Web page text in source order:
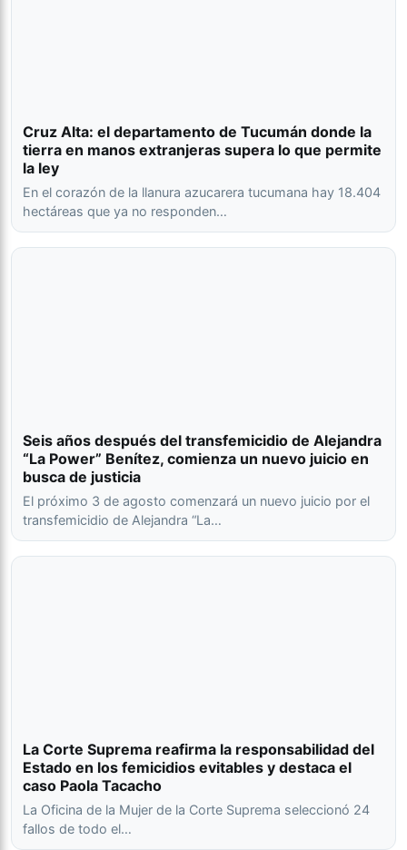
Cruz Alta: el departamento de Tucumán donde la
tierra en manos extranjeras supera lo que permite
la ley
En el corazón de la llanura azucarera tucumana hay 18.404
hectáreas que ya no responden…
Seis años después del transfemicidio de Alejandra
“La Power” Benítez, comienza un nuevo juicio en
busca de justicia
El próximo 3 de agosto comenzará un nuevo juicio por el
transfemicidio de Alejandra “La…
La Corte Suprema reafirma la responsabilidad del
Estado en los femicidios evitables y destaca el
caso Paola Tacacho
La Oficina de la Mujer de la Corte Suprema seleccionó 24
fallos de todo el…